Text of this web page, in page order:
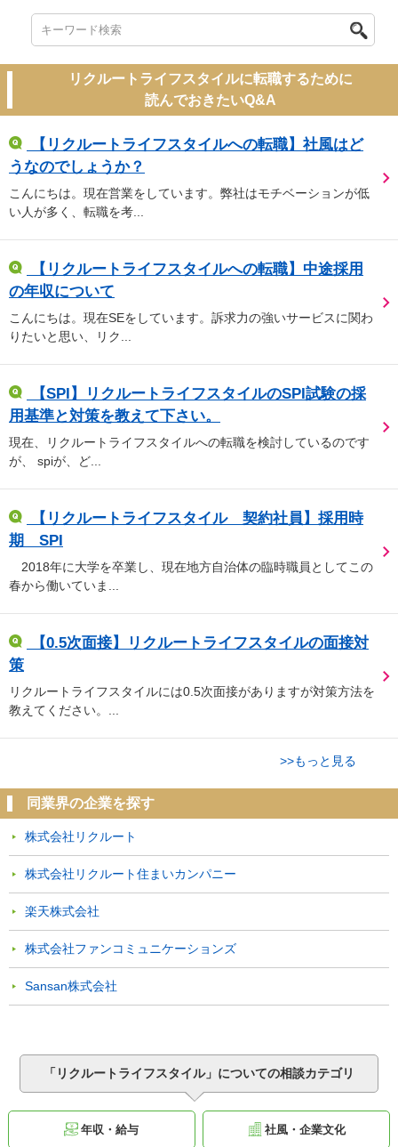
リクルートライフスタイルに転職するために
読んでおきたいQ&A
【リクルートライフスタイルへの転職】社風はど
うなのでしょうか？
こんにちは。現在営業をしています。弊社はモチベーションが低
い人が多く、転職を考...
【リクルートライフスタイルへの転職】中途採用
の年収について
こんにちは。現在SEをしています。訴求力の強いサービスに関わ
りたいと思い、リク...
【SPI】リクルートライフスタイルのSPI試験の採
用基準と対策を教えて下さい。
現在、リクルートライフスタイルへの転職を検討しているのです
が、 spiが、ど...
【リクルートライフスタイル 契約社員】採用時
期 SPI
2018年に大学を卒業し、現在地方自治体の臨時職員としてこの
春から働いていま...
【0.5次面接】リクルートライフスタイルの面接対
策
リクルートライフスタイルには0.5次面接がありますが対策方法を
教えてください。...
>>もっと見る
同業界の企業を探す
株式会社リクルート
株式会社リクルート住まいカンパニー
楽天株式会社
株式会社ファンコミュニケーションズ
Sansan株式会社
「リクルートライフスタイル」についての相談カテゴリ
年収・給与 社風・企業文化